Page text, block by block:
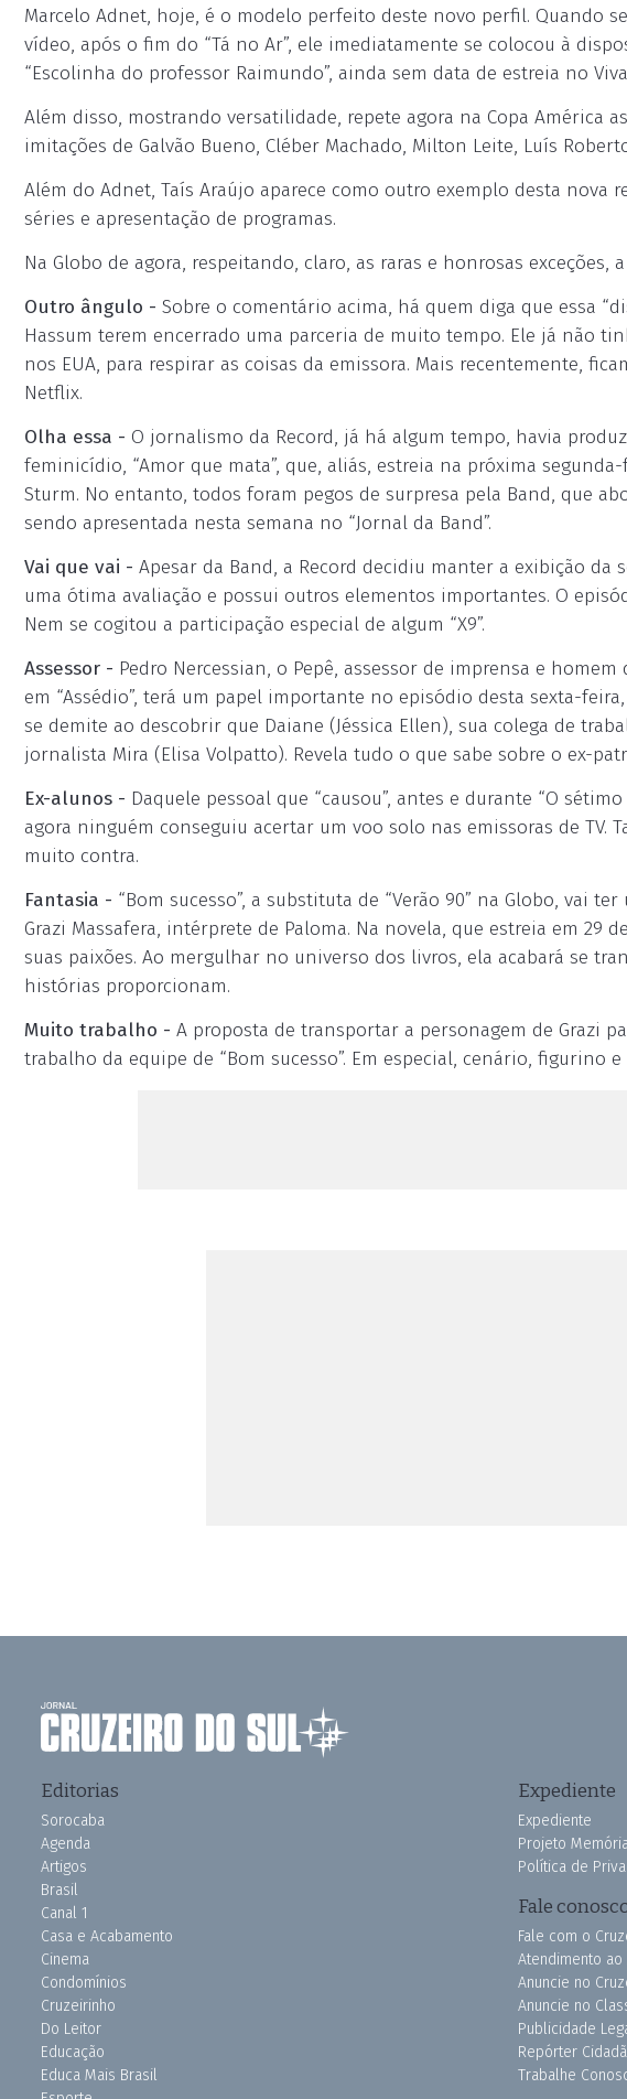
Marcelo Adnet, hoje, é o modelo perfeito deste novo perfil. Quando
vídeo, após o fim do “Tá no Ar”, ele imediatamente se colocou à
“Escolinha do professor Raimundo”, ainda sem data de estreia no
Além disso, mostrando versatilidade, repete agora na Copa América
imitações de Galvão Bueno, Cléber Machado, Milton Leite, Luís
Além do Adnet, Taís Araújo aparece como outro exemplo desta nova
séries e apresentação de programas.
Na Globo de agora, respeitando, claro, as raras e honrosas
Outro ângulo - Sobre o comentário acima, há quem diga que essa
Hassum terem encerrado uma parceria de muito tempo. Ele já não
nos EUA, para respirar as coisas da emissora. Mais recentemente,
Netflix.
Olha essa - O jornalismo da Record, já há algum tempo, havia
feminicídio, “Amor que mata”, que, aliás, estreia na próxima
Sturm. No entanto, todos foram pegos de surpresa pela Band, que
sendo apresentada nesta semana no “Jornal da Band”.
Vai que vai - Apesar da Band, a Record decidiu manter a exibição da
uma ótima avaliação e possui outros elementos importantes. O
Nem se cogitou a participação especial de algum “X9”.
Assessor - Pedro Nercessian, o Pepê, assessor de imprensa e
em “Assédio”, terá um papel importante no episódio desta sexta-
se demite ao descobrir que Daiane (Jéssica Ellen), sua colega de
jornalista Mira (Elisa Volpatto). Revela tudo o que sabe sobre o ex-
Ex-alunos - Daquele pessoal que “causou”, antes e durante “O
agora ninguém conseguiu acertar um voo solo nas emissoras de TV.
muito contra.
Fantasia - “Bom sucesso”, a substituta de “Verão 90” na Globo, vai
Grazi Massafera, intérprete de Paloma. Na novela, que estreia em 29
suas paixões. Ao mergulhar no universo dos livros, ela acabará se
histórias proporcionam.
Muito trabalho - A proposta de transportar a personagem de Grazi
trabalho da equipe de “Bom sucesso”. Em especial, cenário, figurino e
Editorias
Sorocaba
Agenda
Artigos
Brasil
Canal 1
Casa e Acabamento
Cinema
Condomínios
Cruzeirinho
Do Leitor
Educação
Educa Mais Brasil
Expediente
Expediente
Projeto
Política de
Fale
Fale com o
Atendimento ao
Anuncie no
Anuncie no
Publicidade
Repórter
Trabalhe